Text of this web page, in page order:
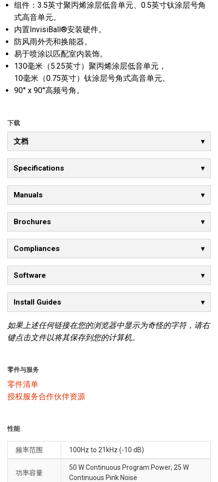
组件：3.5英寸聚丙烯涂层低音单元、0.5英寸钛涂层号角
式高音单元。
内置InvisiBall®安装硬件。
防风雨外壳和换能器。
易于喷涂以匹配室内装饰。
130毫米（5.25英寸）聚丙烯涂层低音单元，
10毫米（0.75英寸）钛涂层号角式高音单元。
90° x 90°高频号角。
下载
文档
Specifications
Manuals
Brochures
Compliances
Software
Install Guides
如果上述任何链接在您的浏览器中显示为奇怪的字符，请右
键点击文件以将其保存到您的计算机。
零件与服务
零件清单
授权服务合作伙伴资源
性能
频率范围 100Hz to 21kHz (-10 dB)
功率容量
50 W Continuous Program Power; 25 W
Continuous Pink Noise